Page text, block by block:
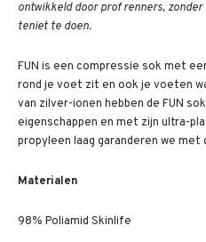
ontwikkeld door prof renners,
teniet te doen.
FUN is een compressie sok met
rond je voet zit en ook je voeten
van zilver-ionen hebben de FUN
eigenschappen en met zijn ultra-
propyleen laag garanderen we
Materialen
98% Poliamid Skinlife